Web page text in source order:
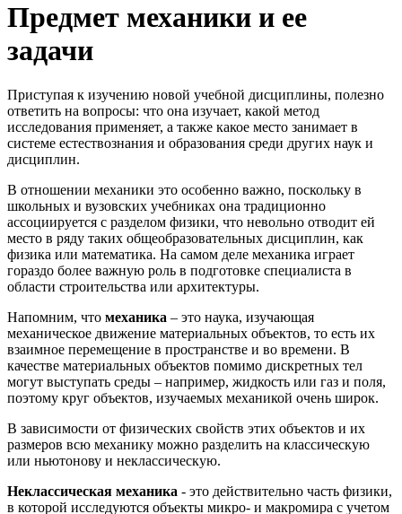
Предмет механики и ее
задачи
Приступая к изучению новой учебной дисциплины, полезно
ответить на вопросы: что она изучает, какой метод
исследования применяет, а также какое место занимает в
системе естествознания и образования среди других наук и
дисциплин.
В отношении механики это особенно важно, поскольку в
школьных и вузовских учебниках она традиционно
ассоциируется с разделом физики, что невольно отводит ей
место в ряду таких общеобразовательных дисциплин, как
физика или математика. На самом деле механика играет
гораздо более важную роль в подготовке специалиста в
области строительства или архитектуры.
Напомним, что механика – это наука, изучающая
механическое движение материальных объектов, то есть их
взаимное перемещение в пространстве и во времени. В
качестве материальных объектов помимо дискретных тел
могут выступать среды – например, жидкость или газ и поля,
поэтому круг объектов, изучаемых механикой очень широк.
В зависимости от физических свойств этих объектов и их
размеров всю механику можно разделить на классическую
или ньютонову и неклассическую.
Неклассическая механика - это действительно часть физики,
в которой исследуются объекты микро- и макромира с учетом